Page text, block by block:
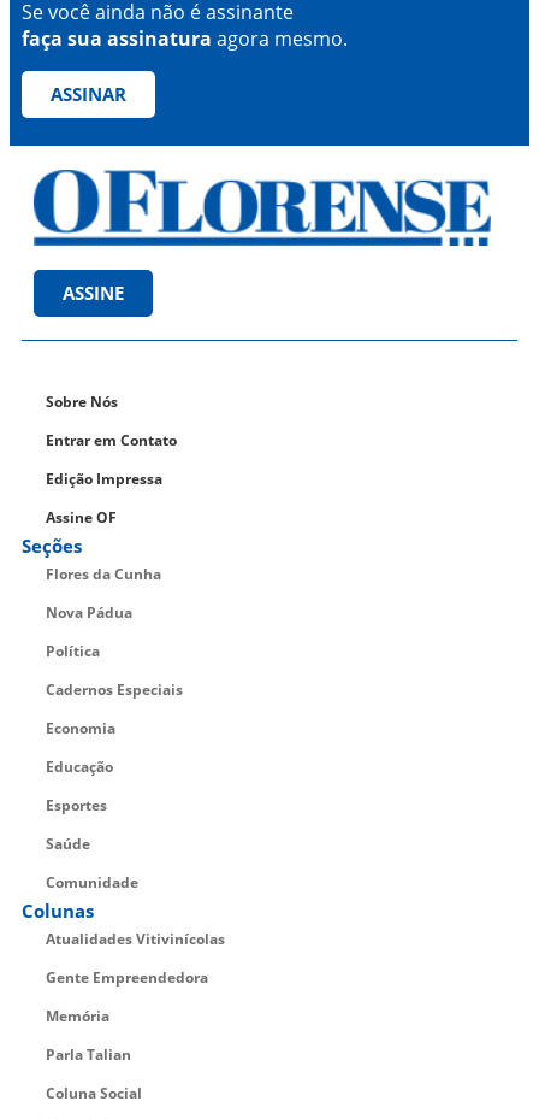
Se você ainda não é assinante
faça sua assinatura agora mesmo.
ASSINAR
ASSINE
Sobre Nós
Entrar em Contato
Edição Impressa
Assine OF
Seções
Flores da Cunha
Nova Pádua
Política
Cadernos Especiais
Economia
Educação
Esportes
Saúde
Comunidade
Colunas
Atualidades Vitivinícolas
Gente Empreendedora
Memória
Parla Talian
Coluna Social